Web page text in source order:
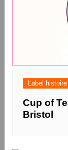
Label histoire
Cup of
Bristol